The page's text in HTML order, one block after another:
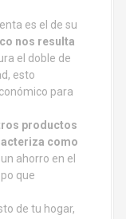
es el de su
nos resulta
el doble de
esto
para
productos
como
ahorro en el
que
de tu hogar,